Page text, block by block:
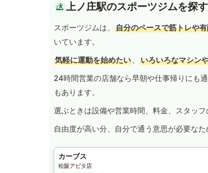
上ノ庄駅のスポーツジムを探す
スポーツジムは、 自分のペースで筋トレや
いています。
気軽に運動を始めたい 、 いろいろなマシン
24時間営業の店舗なら早朝や仕事帰りにも
もあります。
選ぶときは設備や営業時間、料金、スタッフ
自由度が高い分、自分で通う意思が必要な
カーブス
松阪アピタ店